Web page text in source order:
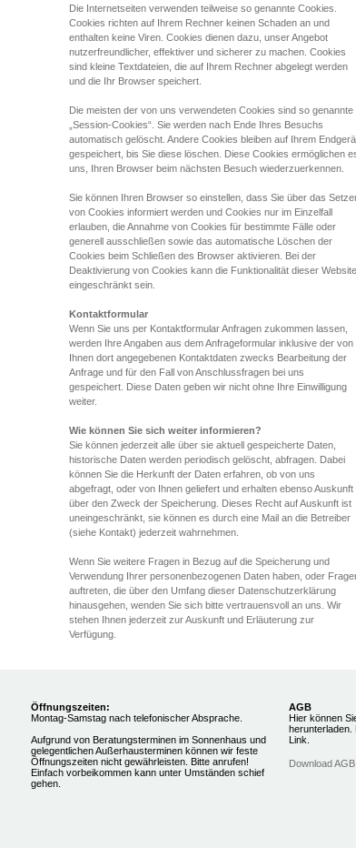
Die Internetseiten verwenden teilweise so genannte Cookies.
Cookies richten auf Ihrem Rechner keinen Schaden an und
enthalten keine Viren. Cookies dienen dazu, unser Angebot
nutzerfreundlicher, effektiver und sicherer zu machen. Cookies
sind kleine Textdateien, die auf Ihrem Rechner abgelegt werden
und die Ihr Browser speichert.
Die meisten der von uns verwendeten Cookies sind so genannte
„Session-Cookies“. Sie werden nach Ende Ihres Besuchs
automatisch gelöscht. Andere Cookies bleiben auf Ihrem
gespeichert, bis Sie diese löschen. Diese Cookies ermöglichen
uns, Ihren Browser beim nächsten Besuch wiederzuerkennen.
Sie können Ihren Browser so einstellen, dass Sie über das
von Cookies informiert werden und Cookies nur im Einzelfall
erlauben, die Annahme von Cookies für bestimmte Fälle oder
generell ausschließen sowie das automatische Löschen der
Cookies beim Schließen des Browser aktivieren. Bei der
Deaktivierung von Cookies kann die Funktionalität dieser Website
eingeschränkt sein.
Kontaktformular
Wenn Sie uns per Kontaktformular Anfragen zukommen lassen,
werden Ihre Angaben aus dem Anfrageformular inklusive der von
Ihnen dort angegebenen Kontaktdaten zwecks Bearbeitung der
Anfrage und für den Fall von Anschlussfragen bei uns
gespeichert. Diese Daten geben wir nicht ohne Ihre Einwilligung
weiter.
Wie können Sie sich weiter informieren?
Sie können jederzeit alle über sie aktuell gespeicherte Daten,
historische Daten werden periodisch gelöscht, abfragen. Dabei
können Sie die Herkunft der Daten erfahren, ob von uns
abgefragt, oder von Ihnen geliefert und erhalten ebenso Auskunft
über den Zweck der Speicherung. Dieses Recht auf Auskunft ist
uneingeschränkt, sie können es durch eine Mail an die Betreiber
(siehe Kontakt) jederzeit wahrnehmen.
Wenn Sie weitere Fragen in Bezug auf die Speicherung und
Verwendung Ihrer personenbezogenen Daten haben, oder
auftreten, die über den Umfang dieser Datenschutzerklärung
hinausgehen, wenden Sie sich bitte vertrauensvoll an uns. Wir
stehen Ihnen jederzeit zur Auskunft und Erläuterung zur
Verfügung.
Öffnungszeiten:
Montag-Samstag nach telefonischer Absprache.
Aufgrund von Beratungsterminen im Sonnenhaus und
gelegentlichen Außerhausterminen können wir feste
Öffnungszeiten nicht gewährleisten. Bitte anrufen!
Einfach vorbeikommen kann unter Umständen schief
gehen.
AGB
Hier können
herunterladen.
Link.
Download